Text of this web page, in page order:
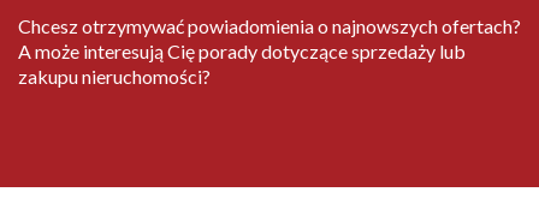
Chcesz otrzymywać powiadomienia o najnowszych ofertach?
A może interesują Cię porady dotyczące sprzedaży lub
zakupu nieruchomości?